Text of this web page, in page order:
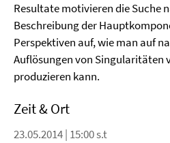
Resultate motivieren die Suche
Beschreibung der
Perspektiven auf, wie man auf
Auflösungen von Singularitäten
produzieren kann.
Zeit & Ort
23.05.2014 | 15:00 s.t